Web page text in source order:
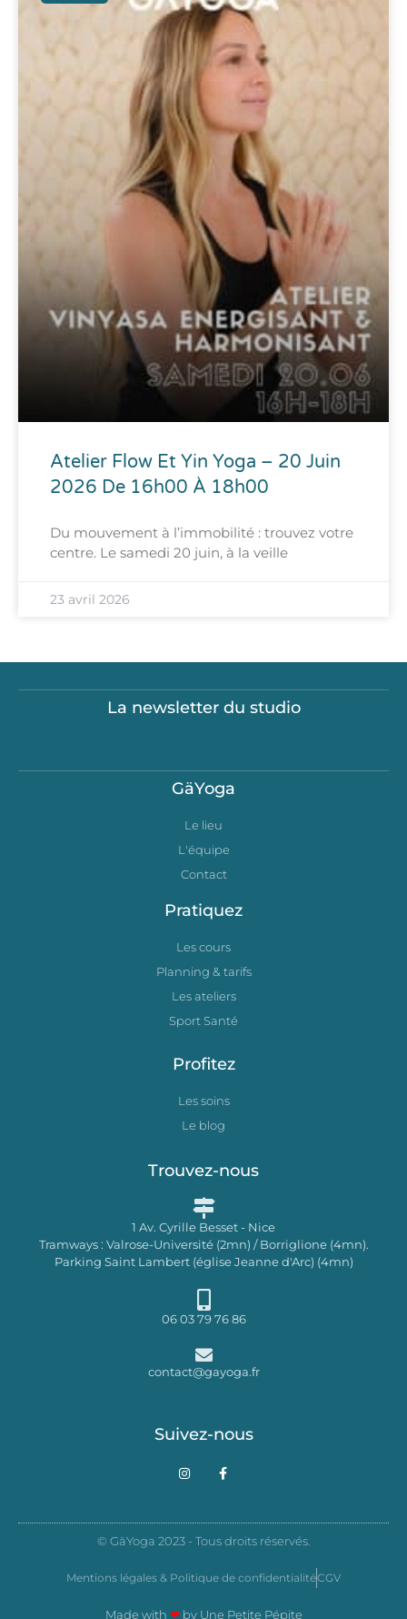
Atelier Flow Et Yin Yoga – 20 Juin
2026 De 16h00 À 18h00
Du mouvement à l’immobilité : trouvez votre
centre. Le samedi 20 juin, à la veille
23 avril 2026
La newsletter du studio
GäYoga
Le lieu
L'équipe
Contact
Pratiquez
Les cours
Planning & tarifs
Les ateliers
Sport Santé
Profitez
Les soins
Le blog
Trouvez-nous
1 Av. Cyrille Besset - Nice
Tramways : Valrose-Université (2mn) / Borriglione (4mn).
Parking Saint Lambert (église Jeanne d'Arc) (4mn)
06 03 79 76 86
contact@gayoga.fr
Suivez-nous
I
n
r
F
a
o
f
© GäYoga 2023 - Tous droits réservés.
Mentions légales & Politique de confidentialitéCGV
Made with ❤ by Une Petite Pépite